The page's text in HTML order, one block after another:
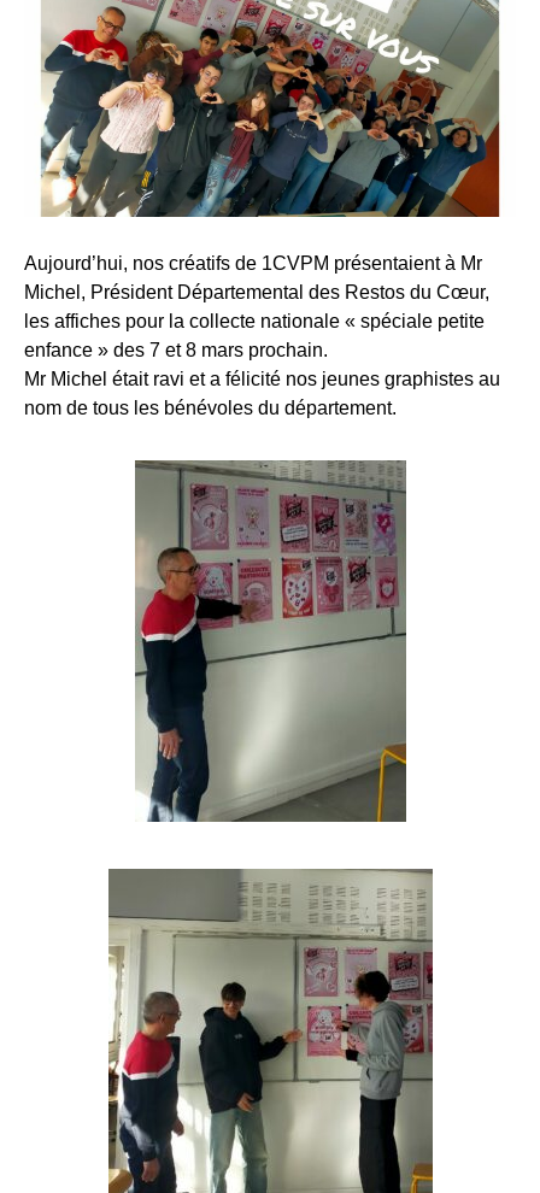
Aujourd’hui, nos créatifs de 1CVPM présentaient à Mr
Michel, Président Départemental des Restos du Cœur,
les affiches pour la collecte nationale « spéciale petite
enfance » des 7 et 8 mars prochain.
Mr Michel était ravi et a félicité nos jeunes graphistes au
nom de tous les bénévoles du département.